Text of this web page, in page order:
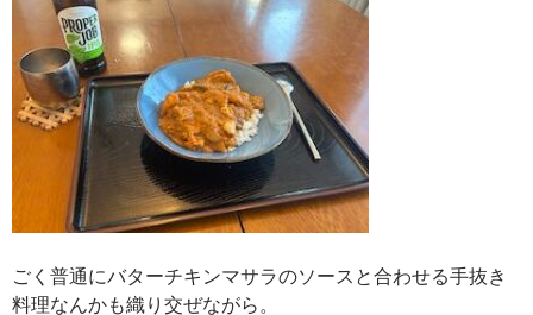
ごく普通にバターチキンマサラのソースと合わせる手抜き
料理なんかも織り交ぜながら。